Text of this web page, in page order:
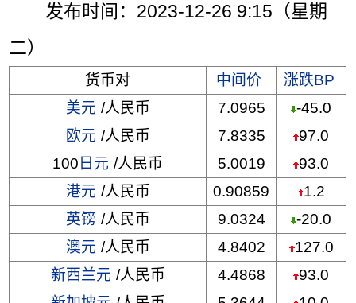
发布时间：2023-12-26 9:15（星期
二）
货币对 中间价
涨跌BP
美元 /人民币 7.0965
-45.0
欧元 /人民币 7.8335
97.0
100 日元 /人民币 5.0019
93.0
港元 /人民币 0.90859
1.2
英镑 /人民币 9.0324
-20.0
澳元 /人民币 4.8402
127.0
新西兰元 /人民币 4.4868
93.0